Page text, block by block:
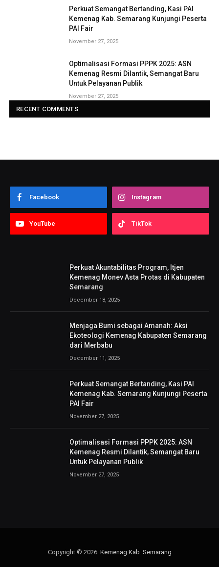
Perkuat Semangat Bertanding, Kasi PAI
Kemenag Kab. Semarang Kunjungi Peserta
PAI Fair
November 27, 2025
Optimalisasi Formasi PPPK 2025: ASN
Kemenag Resmi Dilantik, Semangat Baru
Untuk Pelayanan Publik
November 27, 2025
RECENT COMMENTS
Facebook Instagram
YouTube TikTok
Perkuat Akuntabilitas Program, Itjen
Kemenag Monev Asta Protas di Kabupaten
Semarang
December 18, 2025
Menjaga Bumi sebagai Amanah: Aksi
Ekoteologi Kemenag Kabupaten Semarang
dari Merbabu
December 11, 2025
Perkuat Semangat Bertanding, Kasi PAI
Kemenag Kab. Semarang Kunjungi Peserta
PAI Fair
November 27, 2025
Optimalisasi Formasi PPPK 2025: ASN
Kemenag Resmi Dilantik, Semangat Baru
Untuk Pelayanan Publik
November 27, 2025
Copyright © 2026. Kemenag Kab. Semarang